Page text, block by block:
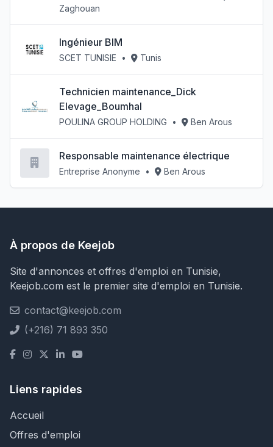
Zaghouan
Ingénieur BIM
SCET TUNISIE • Tunis
Technicien maintenance_Dick
Elevage_Boumhal
POULINA GROUP HOLDING • Ben Arous
Responsable maintenance électrique
Entreprise Anonyme • Ben Arous
À propos de Keejob
Site d'annonces et offres d'emploi en Tunisie,
Keejob.com est le premier site d'emploi en Tunisie.
contact@keejob.com
(+216) 71 893 350
Liens rapides
Accueil
Offres d'emploi